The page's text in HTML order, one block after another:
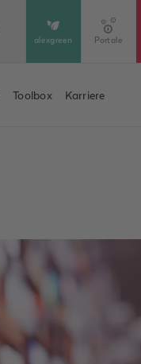
alexgreen Portale
Toolbox Karriere